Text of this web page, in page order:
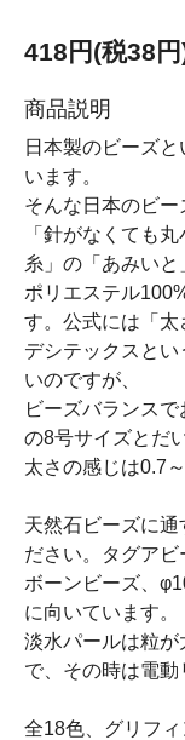
418円(税38円
商品説明
日本製のビーズ
います。
そんな日本のビ
「針がなくても
糸」の「あみいと
ポリエステル
す。公式には「太
デシテックスと
いのですが、
ビーズバランス
の8号サイズとだ
太さの感じは0.7
天然石ビーズに通
ださい。タグアビ
ボーンビーズ、
に向いています。
淡水パールは粒
で、その時は電動
全18色、グリフ